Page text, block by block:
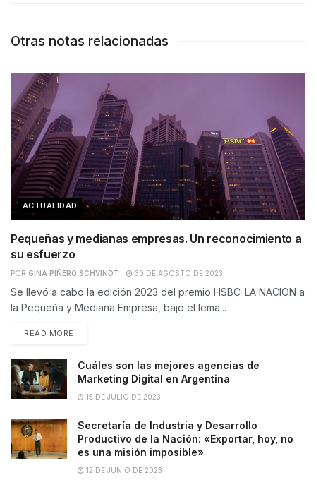
Otras notas relacionadas
ACTUALIDAD
Pequeñas y medianas empresas. Un reconocimiento a
su esfuerzo
POR GINA PIÑERO SCHVINDT 30 DE AGOSTO DE 2023
Se llevó a cabo la edición 2023 del premio HSBC-LA NACION a
la Pequeña y Mediana Empresa, bajo el lema...
READ MORE
Cuáles son las mejores agencias de
Marketing Digital en Argentina
15 DE JULIO DE 2023
Secretaría de Industria y Desarrollo
Productivo de la Nación: «Exportar, hoy, no
es una misión imposible»
12 DE JUNIO DE 2023